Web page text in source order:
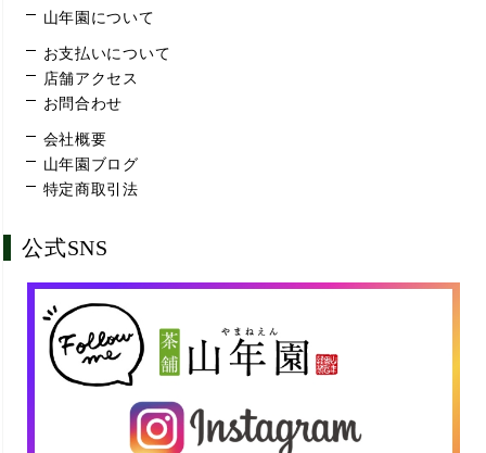
山年園について
お支払いについて
店舗アクセス
お問合わせ
会社概要
山年園ブログ
特定商取引法
公式SNS